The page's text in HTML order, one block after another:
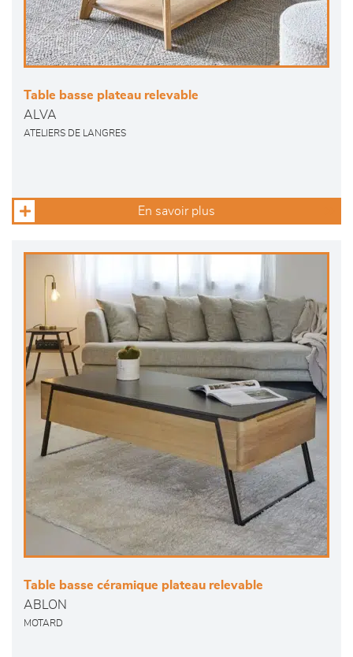
Table basse plateau relevable
ALVA
ATELIERS DE LANGRES
En savoir plus
Table basse céramique plateau relevable
ABLON
MOTARD